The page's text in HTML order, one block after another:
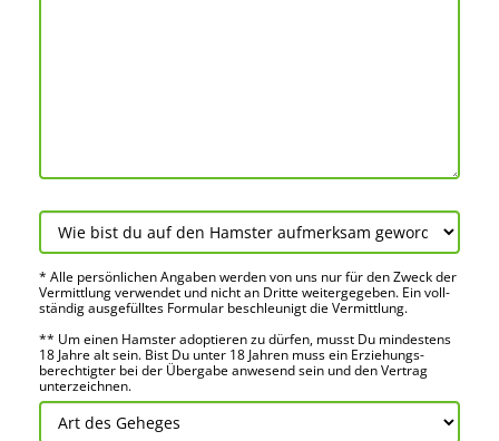
* Alle persön­lichen Angaben werden von uns nur für den Zweck der
Vermitt­lung verwendet und nicht an Dritte weiter­gegeben. Ein voll­
ständig ausge­fülltes Formular beschleu­nigt die Vermitt­lung.
** Um einen Hamster adoptieren zu dürfen, musst Du mindes­tens
18 Jahre alt sein. Bist Du unter 18 Jahren muss ein Erziehungs­
berechtigter bei der Über­gabe anwes­end sein und den Vertrag
unter­zeichnen.